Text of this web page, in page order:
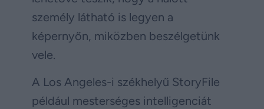
személy látható is legyen a
képernyőn, miközben beszélgetünk
vele.
A Los Angeles-i székhelyű StoryFile
például mesterséges intelligenciát